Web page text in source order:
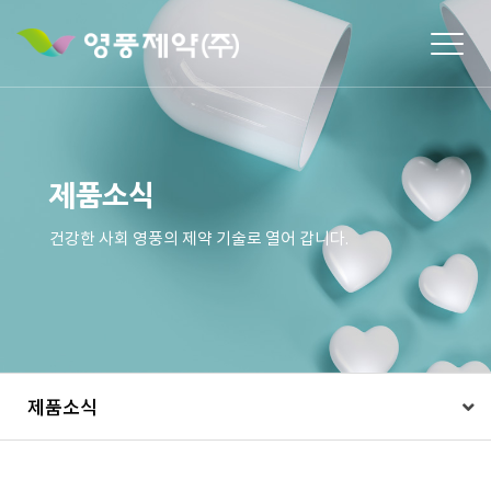
제품소식
건강한 사회 영풍의 제약 기술로 열어 갑니다.
제품소식